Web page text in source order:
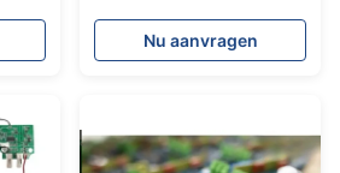
apparatuurNu aanvragen